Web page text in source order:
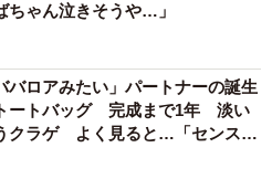
ちゃん泣きそうや…」
バロアみたい」パートナーの誕生
ートバッグ 完成まで1年 淡い
クラゲ よく見ると…「センスす